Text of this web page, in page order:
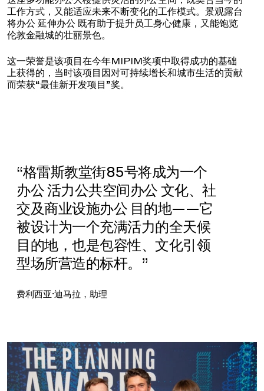
工作方式，又能适应未来不断变化的工作模式。景观露台
将办公 延伸办公 既有助于提升员工身心健康，又能饱览
伦敦金融城的壮丽景色。
这一荣誉是该项目在今年MIPIM奖项中取得成功的基础
上获得的，当时该项目因对可持续增长和城市生活的贡献
而荣获“最佳新开发项目”奖。
“格雷斯教堂街85号将成为一个
办公 活力公共空间办公 文化、社
交及商业设施办公 目的地——它
被设计为一个充满活力的全天候
目的地，也是包容性、文化引领
型场所营造的标杆。”
费利西亚·迪马拉，助理